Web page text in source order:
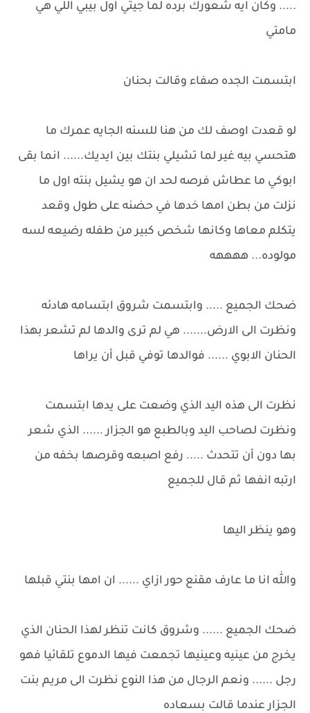
..... وكان ايه شعورك برده لما جيتي اول بيبي اللي هي
مامتي
ابتسمت الجده صفاء وقالت بحنان
لو قعدت اوصف لك من هنا للسنه الجايه عمرك ما
هتحسي بيه غير لما تشيلي بنتك بين ايديك...... انما بقى
ابوكي ما عطاش فرصه لحد ان هو يشيل بنته اول ما
نزلت من بطن امها خدها في حضنه على طول وقعد
يتكلم معاها وكانها شخص كبير من طفله رضيعه لسه
مولوده... ههههه
ضحك الجميع ..... وابتسمت شروق ابتسامه هادئه
ونظرت الى الارض....... هي لم ترى والدها لم تشعر بهذا
الحنان الابوي ...... فوالدها توفي قبل أن يراها
نظرت الى هذه اليد الذي وضعت على يدها ابتسمت
ونظرت لصاحب اليد وبالطبع هو الجزار ...... الذي شعر
بها دون أن تتحدث ..... رفع اصبعه وقرصها بخفه من
ارتبه انفها ثم قال للجميع
وهو ينظر اليها
والله انا ما عارف مقنع حور ازاي ...... ان امها بنتي قبلها
ضحك الجميع ...... وشروق كانت تنظر لهذا الحنان الذي
يخرج من عينيه وعينيها تجمعت فيها الدموع تلقائيا فهو
رجل ...... ونعم الرجال من هذا النوع نظرت الى مريم بنت
الجزار عندما قالت بسعاده